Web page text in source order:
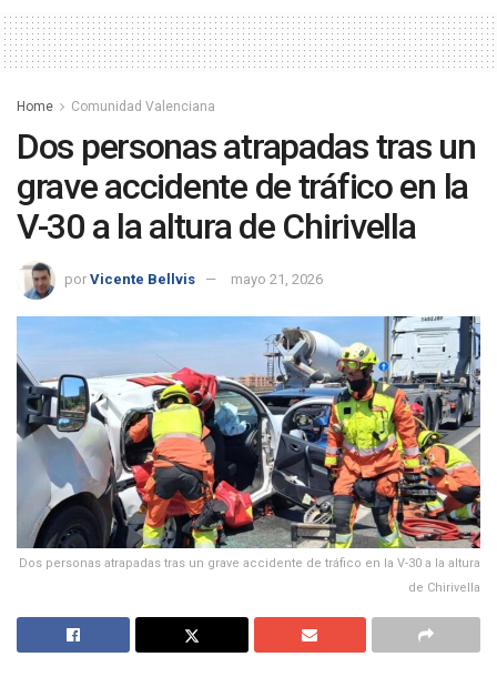
Home Comunidad Valenciana
Dos personas atrapadas tras un
grave accidente de tráfico en la
V-30 a la altura de Chirivella
por Vicente Bellvis mayo 21, 2026
Dos personas atrapadas tras un grave accidente de tráfico en la V-30 a la altura
de Chirivella